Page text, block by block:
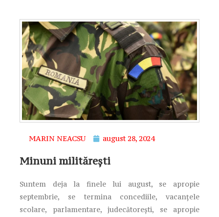
MARIN NEACSU august 28, 2024
Minuni militărești
Suntem deja la finele lui august, se apropie
septembrie, se termina concediile, vacanțele
scolare, parlamentare, judecătorești, se apropie